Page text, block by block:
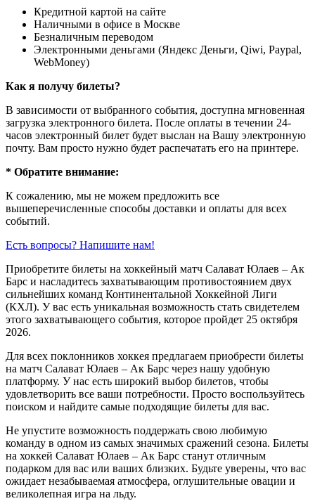
Кредитной картой на сайте
Наличными в офисе в Москве
Безналичным переводом
Электронными деньгами (Яндекс Деньги, Qiwi, Paypal,
WebMoney)
Как я получу билеты?
В зависимости от выбранного события, доступна мгновенная
загрузка электронного билета. После оплаты в течении 24-
часов электронный билет будет выслан на Вашу электронную
почту. Вам просто нужно будет распечатать его на принтере.
* Обратите внимание:
К сожалению, мы не можем предложить все
вышеперечисленные способы доставки и оплаты для всех
событий.
Есть вопросы? Напишите нам!
Приобретите билеты на хоккейный матч Салават Юлаев – Ак
Барс и насладитесь захватывающим противостоянием двух
сильнейших команд Континентальной Хоккейной Лиги
(КХЛ). У вас есть уникальная возможность стать свидетелем
этого захватывающего события, которое пройдет 25 октября
2026.
Для всех поклонников хоккея предлагаем приобрести билеты
на матч Салават Юлаев – Ак Барс через нашу удобную
платформу. У нас есть широкий выбор билетов, чтобы
удовлетворить все ваши потребности. Просто воспользуйтесь
поиском и найдите самые подходящие билеты для вас.
Не упустите возможность поддержать свою любимую
команду в одном из самых значимых сражений сезона. Билеты
на хоккей Салават Юлаев – Ак Барс станут отличным
подарком для вас или ваших близких. Будьте уверены, что вас
ожидает незабываемая атмосфера, оглушительные овации и
великолепная игра на льду.